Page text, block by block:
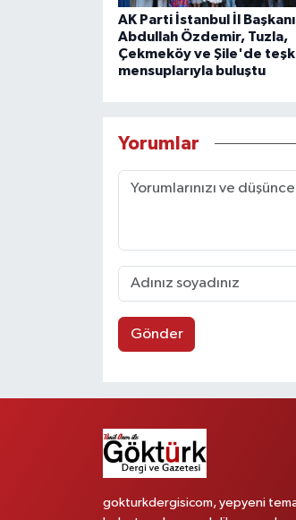
AK Parti İstanbul İl Başkanı
Abdullah Özdemir, Tuzla,
Çekmeköy ve Şile'de
mensuplarıyla buluştu
Yorumlar
Gönder
gokturkdergisicom, yepyeni